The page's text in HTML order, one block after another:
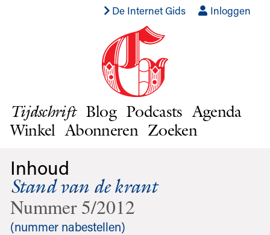
De Internet Gids Inloggen
Tijdschrift Blog Podcasts Agenda
Winkel Abonneren Zoeken
Inhoud
Stand van de krant
Nummer 5/2012
(nummer nabestellen)